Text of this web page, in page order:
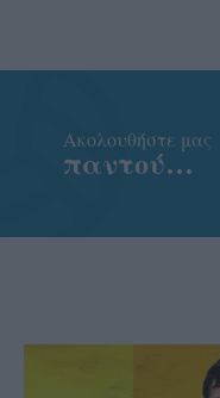
Aκολουθήστε μας
παντού…